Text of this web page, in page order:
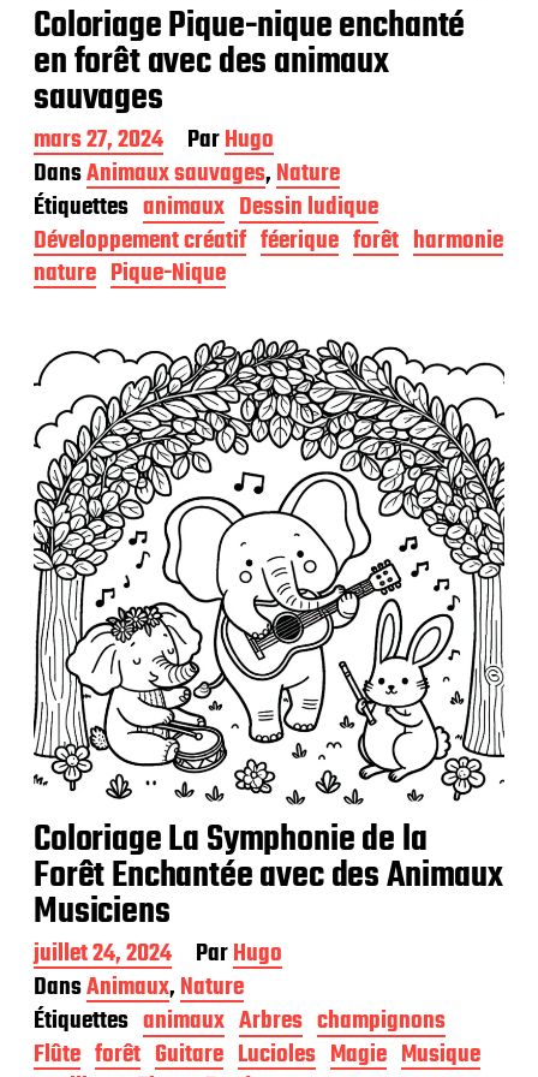
Coloriage Pique-nique enchanté
en forêt avec des animaux
sauvages
D
a
t
e
d
e
p
i
a
t
i
o
n
mars 27, 2024 ParHugo
DansAnimaux sauvages,Nature
Étiquettes animaux Dessin ludique
Développement créatif féerique forêt harmonie
nature Pique-Nique
Coloriage La Symphonie de la
Forêt Enchantée avec des Animaux
Musiciens
D
a
t
e
d
juillet 24, 2024 ParHugo
DansAnimaux,Nature
Étiquettes animaux Arbres champignons
Flûte forêt Guitare Lucioles Magie Musique